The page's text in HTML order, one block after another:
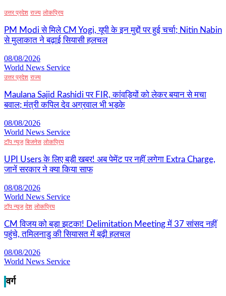
उत्तर प्रदेश राज्य लोकप्रिय
PM Modi से मिले CM Yogi, यूपी के इन मुद्दों पर हुई चर्चा; Nitin Nabin
से मुलाकात ने बढ़ाई सियासी हलचल
08/08/2026
World News Service
उत्तर प्रदेश राज्य
Maulana Sajid Rashidi पर FIR, कांवड़ियों को लेकर बयान से मचा
बवाल; मंत्री कपिल देव अग्रवाल भी भड़के
08/08/2026
World News Service
टॉप न्यूज बिजनेस लोकप्रिय
UPI Users के लिए बड़ी खबर! अब पेमेंट पर नहीं लगेगा Extra Charge,
जानें सरकार ने क्या किया साफ
08/08/2026
World News Service
टॉप न्यूज देश लोकप्रिय
CM विजय को बड़ा झटका! Delimitation Meeting में 37 सांसद नहीं
पहुंचे, तमिलनाडु की सियासत में बढ़ी हलचल
08/08/2026
World News Service
वर्ग